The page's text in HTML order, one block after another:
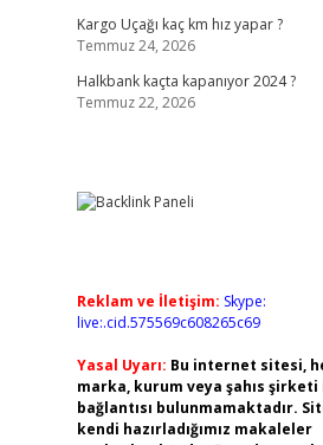
Kargo Uçağı kaç km hız yapar ?
Temmuz 24, 2026
Halkbank kaçta kapanıyor 2024 ?
Temmuz 22, 2026
Reklam ve İletişim: Skype:
live:.cid.575569c608265c69
Yasal Uyarı: Bu internet sitesi,
marka, kurum veya şahıs
bağlantısı bulunmamaktadır.
kendi hazırladığımız makaleler